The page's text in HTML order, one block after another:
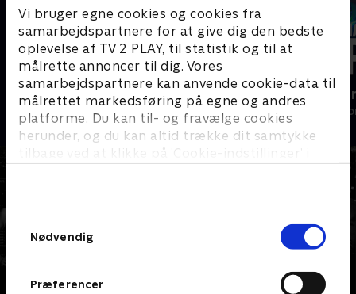
Vi bruger egne cookies og cookies fra
samarbejdspartnere for at give dig den bedste
oplevelse af TV 2 PLAY, til statistik og til at
målrette annoncer til dig. Vores
samarbejdspartnere kan anvende cookie-data til
målrettet markedsføring på egne og andres
platforme. Du kan til- og fravælge cookies
herunder, og du kan altid trække dit samtykke
tilbage ved at klikke på ’Cookie-indstillinger’ i
Nødvendig
Præferencer
Bjergets helte
Drama • 15 sæsoner
Happy
Drama • 1